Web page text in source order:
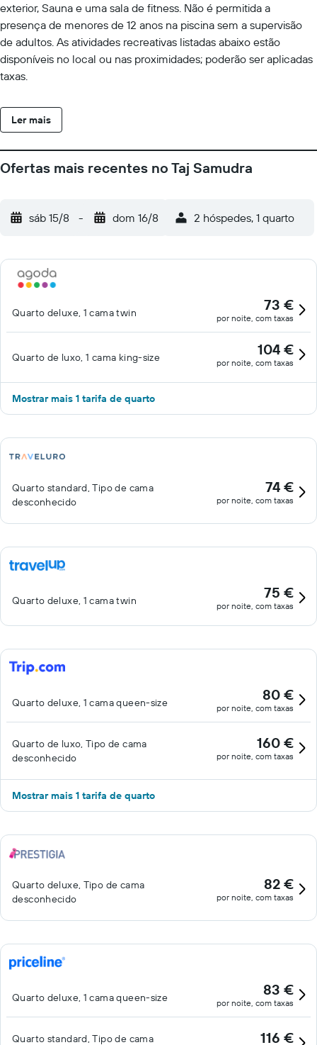
exterior, Sauna e uma sala de fitness. Não é permitida a
presença de menores de 12 anos na piscina sem a supervisão
de adultos. As atividades recreativas listadas abaixo estão
disponíveis no local ou nas proximidades; poderão ser aplicadas
taxas.
Ler mais
Ofertas mais recentes no Taj Samudra
sáb 15/8 - dom 16/8 2 hóspedes, 1 quarto
Quarto deluxe, 1 cama twin 73 €
por noite, com taxas
Quarto de luxo, 1 cama king-size 104 €
por noite, com taxas
Mostrar mais 1 tarifa de quarto
Quarto standard, Tipo de cama
desconhecido
74 €
por noite, com taxas
Quarto deluxe, 1 cama twin 75 €
por noite, com taxas
Quarto deluxe, 1 cama queen-size 80 €
por noite, com taxas
Quarto de luxo, Tipo de cama
desconhecido
160 €
por noite, com taxas
Mostrar mais 1 tarifa de quarto
Quarto deluxe, Tipo de cama
desconhecido
82 €
por noite, com taxas
Quarto deluxe, 1 cama queen-size 83 €
por noite, com taxas
Quarto standard, Tipo de cama 116 €